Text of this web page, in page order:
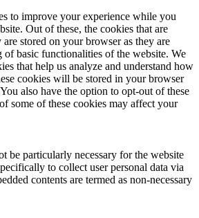
to improve your experience while you
Out of these, the cookies that are
are stored on your browser as they are
of basic functionalities of the website. We
that help us analyze and understand how
cookies will be stored in your browser
also have the option to opt-out of these
some of these cookies may affect your
be particularly necessary for the website
to collect user personal data via
contents are termed as non-necessary